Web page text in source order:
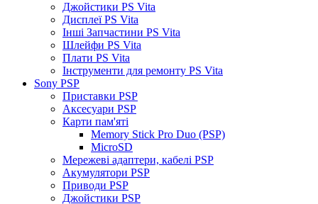
Джойстики PS Vita
Дисплеї PS Vita
Інші Запчастини PS Vita
Шлейфи PS Vita
Плати PS Vita
Інструменти для ремонту PS Vita
Sony PSP
Приставки PSP
Аксесуари PSP
Карти пам'яті
Memory Stick Pro Duo (PSP)
MicroSD
Мережеві адаптери, кабелі PSP
Акумулятори PSP
Приводи PSP
Джойстики PSP